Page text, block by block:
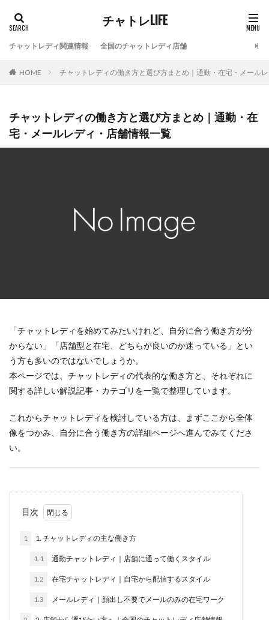
チャトレLIFE
チャットレディ関連情報 全国のチャットレディ店舗
HOME チャットレディの働き方と選び方まとめ｜通勤・在宅・メール
チャットレディの働き方と選び方まとめ｜通勤・在
宅・メールレディ・店舗情報一覧
「チャットレディを始めてみたいけれど、自分に合う働き方が分
からない」「店舗型と在宅、どちらが良いのか迷っている」とい
う方も多いのではないでしょうか。
本ページでは、チャットレディの代表的な働き方と、それぞれに
関する詳しい解説記事・カテゴリを一覧で整理しています。
これからチャットレディを検討している方は、まずここから全体
像をつかみ、自分に合う働き方の詳細ページへ進んでみてくださ
い。
目次
1 1. チャットレディの主な働き方
1.1 通勤チャットレディ｜店舗に通って働くスタイル
1.2 在宅チャットレディ｜自宅から配信するスタイル
1.3 メールレディ｜顔出し不要でメールのみの在宅ワーク